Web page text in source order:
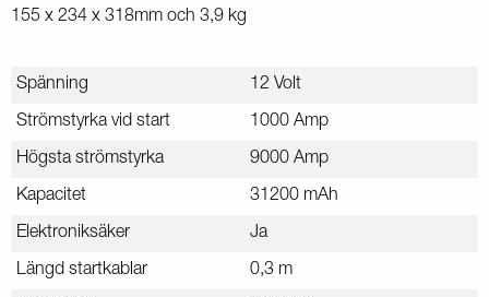
155 x 234 x 318mm och 3,9 kg
Spänning 12 Volt
Strömstyrka vid start 1000 Amp
Högsta strömstyrka 9000 Amp
Kapacitet 31200 mAh
Elektroniksäker Ja
Längd startkablar 0,3 m